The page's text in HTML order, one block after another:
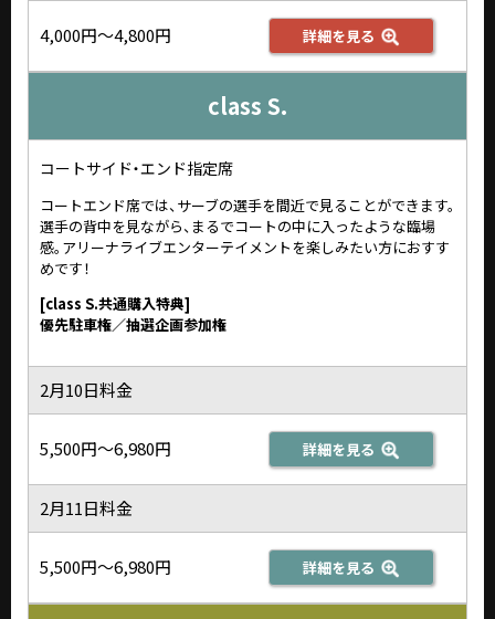
4,000円～4,800円 詳細を見る
class S.
コートサイド・エンド指定席
コートエンド席では、サーブの選手を間近で見ることができます。
選手の背中を見ながら、まるでコートの中に入ったような臨場
感。アリーナライブエンターテイメントを楽しみたい方におすす
めです！
[class S.共通購入特典]
優先駐車権／抽選企画参加権
2月10日料金
5,500円～6,980円 詳細を見る
2月11日料金
5,500円～6,980円 詳細を見る